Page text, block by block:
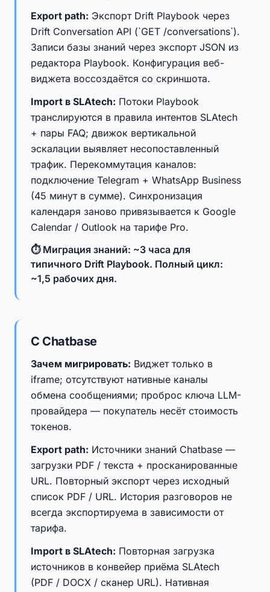
Export path: Экспорт Drift Playbook через
Drift Conversation API (`GET /conversations`).
Записи базы знаний через экспорт JSON из
редактора Playbook. Конфигурация веб-
виджета воссоздаётся со скриншота.
Import в SLAtech: Потоки Playbook
транслируются в правила интентов SLAtech
+ пары FAQ; движок вертикальной
эскалации выявляет несопоставленный
трафик. Перекоммутация каналов:
подключение Telegram + WhatsApp Business
(45 минут в сумме). Синхронизация
календаря заново привязывается к Google
Calendar / Outlook на тарифе Pro.
⏱ Миграция знаний: ~3 часа для
типичного Drift Playbook. Полный цикл:
~1,5 рабочих дня.
С Chatbase
Зачем мигрировать: Виджет только в
iframe; отсутствуют нативные каналы
обмена сообщениями; проброс ключа LLM-
провайдера — покупатель несёт стоимость
токенов.
Export path: Источники знаний Chatbase —
загрузки PDF / текста + просканированные
URL. Повторный экспорт через исходный
список PDF / URL. История разговоров не
всегда экспортируема в зависимости от
тарифа.
Import в SLAtech: Повторная загрузка
источников в конвейер приёма SLAtech
(PDF / DOCX / сканер URL). Нативная